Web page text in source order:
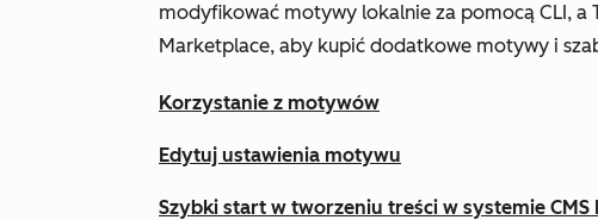
modyfikować motywy lokalnie za pomocą CLI, a
Marketplace, aby kupić dodatkowe motywy i
Korzystanie z motywów
Edytuj ustawienia motywu
Szybki start w tworzeniu treści w systemie CMS